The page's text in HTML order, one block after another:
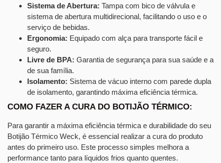
Sistema de Abertura: Tampa com bico de válvula e
sistema de abertura multidirecional, facilitando o uso e o
serviço de bebidas.
Ergonomia: Equipado com alça para transporte fácil e
seguro.
Livre de BPA: Garantia de segurança para sua saúde e a
de sua família.
Isolamento: Sistema de vácuo interno com parede dupla
de isolamento, garantindo máxima eficiência térmica.
COMO FAZER A CURA DO BOTIJÃO TÉRMICO:
Para garantir a máxima eficiência térmica e durabilidade do seu
Botijão Térmico Weck, é essencial realizar a cura do produto
antes do primeiro uso. Este processo simples melhora a
performance tanto para líquidos frios quanto quentes.